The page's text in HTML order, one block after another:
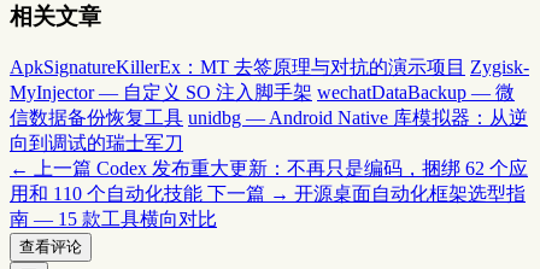
相关文章
ApkSignatureKillerEx：MT 去签原理与对抗的演示项目 Zygisk-
MyInjector — 自定义 SO 注入脚手架 wechatDataBackup — 微
信数据备份恢复工具 unidbg — Android Native 库模拟器：从逆
向到调试的瑞士军刀
← 上一篇 Codex 发布重大更新：不再只是编码，捆绑 62 个应
用和 110 个自动化技能 下一篇 → 开源桌面自动化框架选型指
南 — 15 款工具横向对比
查看评论